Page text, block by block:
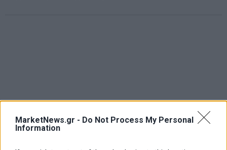
MarketNews.gr - Do Not Process My Personal
Information